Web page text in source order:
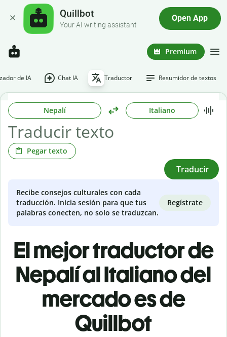
Quillbot
Your AI writing assistant
Open App
Premium
de IA Chat IA Traductor Resumidor de textos
Nepalí Italiano
Pegar texto
Traducir
Recibe consejos culturales con cada
traducción. Inicia sesión para que tus
palabras conecten, no solo se traduzcan.
Regístrate
El mejor traductor de
Nepalí al Italiano del
mercado es de
Quillbot